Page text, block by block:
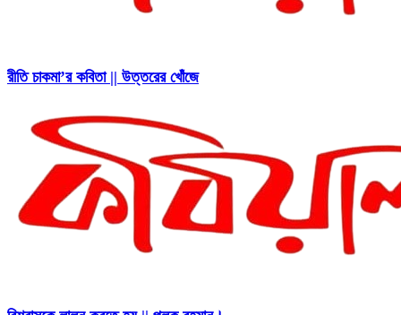
রীতি চাকমা’র কবিতা || উত্তরের খোঁজে